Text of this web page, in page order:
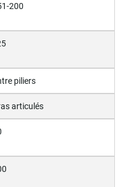
200
piliers
articulés